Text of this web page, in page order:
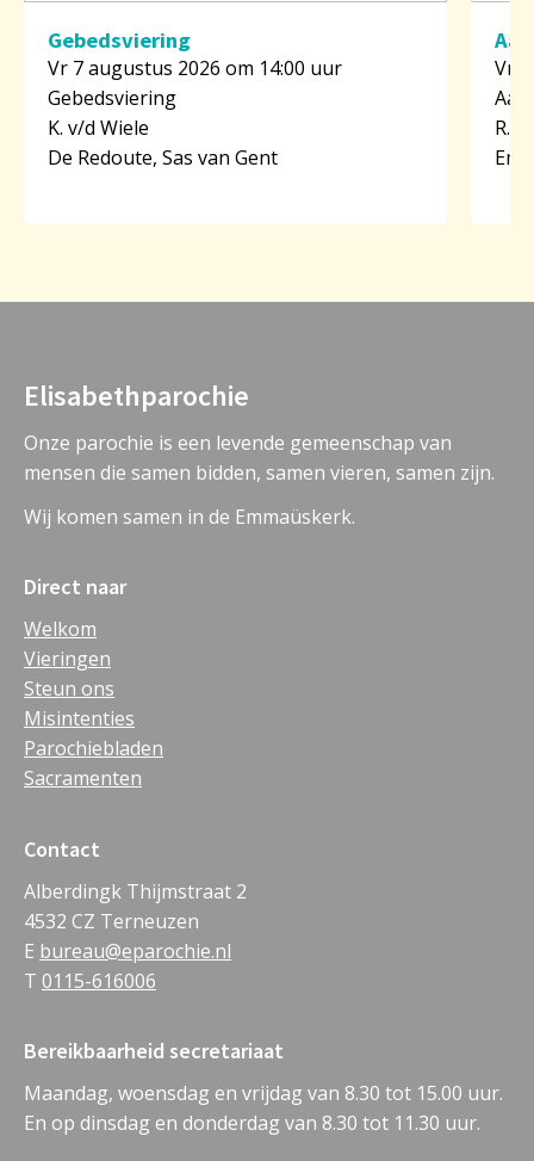
Gebedsviering
Vr 7 augustus 2026 om 14:00 uur
Gebedsviering
K. v/d Wiele
De Redoute, Sas van Gent
Vr
Elisabethparochie
Onze parochie is een levende gemeenschap van
mensen die samen bidden, samen vieren, samen zijn.
Wij komen samen in de Emmaüskerk.
Direct naar
Welkom
Vieringen
Steun ons
Misintenties
Parochiebladen
Sacramenten
Contact
Alberdingk Thijmstraat 2
4532 CZ Terneuzen
E bureau@eparochie.nl
T 0115-616006
Bereikbaarheid secretariaat
Maandag, woensdag en vrijdag van 8.30 tot 15.00 uur.
En op dinsdag en donderdag van 8.30 tot 11.30 uur.